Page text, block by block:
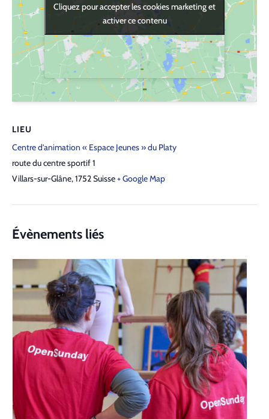
LIEU
Centre d’animation « Espace Jeunes » du Platy
route du centre sportif 1
Villars-sur-Glâne,1752Suisse+ Google Map
Cliquez pour accepter les cookies marketing et
activer ce contenu
Cliquez pour accepter les cookies marketing et
activer ce contenu
Évènements liés